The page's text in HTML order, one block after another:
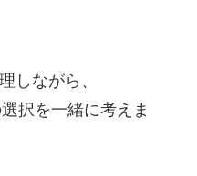
しながら、
択を一緒に考えま